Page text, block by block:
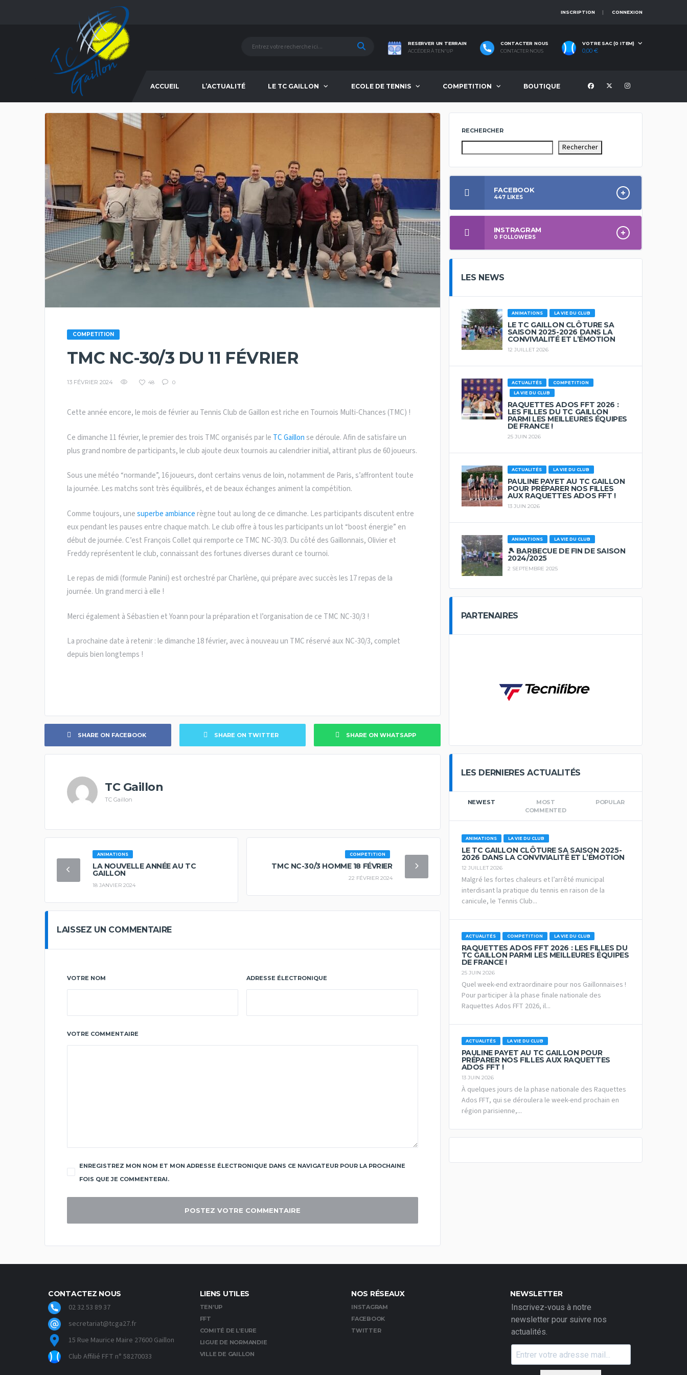
INSCRIPTION CONNEXION
RESERVER UN TERRAIN
ACCÉDER À TEN'UP
CONTACTER NOUS
CONTACTER NOUS
VOTRE SAC (0 ITEM)
0,00€
ACCUEIL L’ACTUALITÉ LE TC GAILLON ECOLE DE TENNIS COMPETITION BOUTIQUE
COMPETITION
TMC NC-30/3 DU 11 FÉVRIER
13 FÉVRIER 2024 48 0
Cette année encore, le mois de février au Tennis Club de Gaillon est riche en Tournois Multi-Chances (TMC) !
Ce dimanche 11 février, le premier des trois TMC organisés par le TC Gaillonse déroule. Afin de satisfaire un
plus grand nombre de participants, le club ajoute deux tournois au calendrier initial, attirant plus de 60 joueurs.
Sous une météo “normande”, 16 joueurs, dont certains venus de loin, notamment de Paris, s’affrontent toute
la journée. Les matchs sont très équilibrés, et de beaux échanges animent la compétition.
Comme toujours, unesuperbe ambiancerègne tout au long de ce dimanche. Les participants discutent entre
eux pendant les pauses entre chaque match. Le club offre à tous les participants un lot “boost énergie” en
début de journée. C’est François Collet qui remporte ce TMC NC-30/3. Du côté des Gaillonnais, Olivier et
Freddy représentent le club, connaissant des fortunes diverses durant ce tournoi.
Le repas de midi (formule Panini) est orchestré par Charlène, qui prépare avec succès les 17 repas de la
journée. Un grand merci à elle !
Merci également à Sébastien et Yoann pour la préparation et l’organisation de ce TMC NC-30/3 !
La prochaine date à retenir : le dimanche 18 février, avec à nouveau un TMC réservé aux NC-30/3, complet
depuis bien longtemps !
SHARE ON FACEBOOK SHARE ON TWITTER SHARE ON WHATSAPP
TC Gaillon
TC Gaillon
ANIMATIONS
LA NOUVELLE ANNÉE AU TC
GAILLON
18 JANVIER 2024
COMPETITION
TMC NC-30/3 HOMME 18 FÉVRIER
22 FÉVRIER 2024
LAISSEZ UN COMMENTAIRE
VOTRE NOM ADRESSE ÉLECTRONIQUE
VOTRE COMMENTAIRE
ENREGISTREZ MON NOM ET MON ADRESSE ÉLECTRONIQUE DANS CE NAVIGATEUR POUR LA PROCHAINE
FOIS QUE JE COMMENTERAI.
RECHERCHER
Rechercher
FACEBOOK
447LIKES
INSTRAGRAM
0 FOLLOWERS
LES NEWS
ANIMATIONS LA VIE DU CLUB
LE TC GAILLON CLÔTURE SA
SAISON 2025-2026 DANS LA
CONVIVIALITÉ ET L’ÉMOTION
12 JUILLET 2026
ACTUALITÉS
COMPETITION
LA VIE DU CLUB
RAQUETTES ADOS FFT 2026 :
LES FILLES DU TC GAILLON
PARMI LES MEILLEURES ÉQUIPES
DE FRANCE !
25 JUIN 2026
ACTUALITÉS LA VIE DU CLUB
PAULINE PAYET AU TC GAILLON
POUR PRÉPARER NOS FILLES
AUX RAQUETTES ADOS FFT !
13 JUIN 2026
ANIMATIONS LA VIE DU CLUB
🎾 BARBECUE DE FIN DE SAISON
2024/2025
2 SEPTEMBRE 2025
PARTENAIRES
LES DERNIERES ACTUALITÉS
NEWEST
MOST
COMMENTED
POPULAR
ANIMATIONS LA VIE DU CLUB
LE TC GAILLON CLÔTURE SA SAISON 2025-
2026 DANS LA CONVIVIALITÉ ET L’ÉMOTION
12 JUILLET 2026
Malgré les fortes chaleurs et l’arrêté municipal
interdisant la pratique du tennis en raison de la
canicule, le Tennis Club...
ACTUALITÉS COMPETITION LA VIE DU CLUB
RAQUETTES ADOS FFT 2026 : LES FILLES DU
TC GAILLON PARMI LES MEILLEURES ÉQUIPES
DE FRANCE !
25 JUIN 2026
Quel week-end extraordinaire pour nos Gaillonnaises !
Pour participer à la phase finale nationale des
Raquettes Ados FFT 2026, il...
ACTUALITÉS LA VIE DU CLUB
PAULINE PAYET AU TC GAILLON POUR
PRÉPARER NOS FILLES AUX RAQUETTES
ADOS FFT !
13 JUIN 2026
À quelques jours de la phase nationale des Raquettes
Ados FFT, qui se déroulera le week-end prochain en
région parisienne,...
CONTACTEZ NOUS
02 32 53 89 37
secretariat@tcga27.fr
15 Rue Maurice Maire 27600 Gaillon
Club Affilié FFT n° 58270033
LIENS UTILES
TEN’UP
FFT
COMITÉ DE L’EURE
LIGUE DE NORMANDIE
VILLE DE GAILLON
NOS RÉSEAUX
INSTAGRAM
FACEBOOK
TWITTER
NEWSLETTER
Inscrivez-vous à notre
newsletter pour suivre nos
actualités.